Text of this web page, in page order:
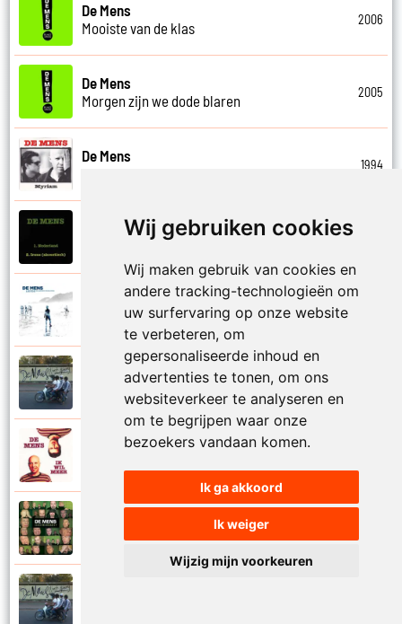
Wij gebruiken cookies
Wij maken gebruik van cookies en
andere tracking-technologieën om
uw surfervaring op onze website
te verbeteren, om
gepersonaliseerde inhoud en
advertenties te tonen, om ons
websiteverkeer te analyseren en
om te begrijpen waar onze
bezoekers vandaan komen.
Ik ga akkoord
Ik weiger
Wijzig mijn voorkeuren
De Mens
Mooiste van de klas
2006
De Mens
Morgen zijn we dode blaren
2005
De Mens
1994
De Mens
De Mens en Helena Cazaerck
Nederlands
De Mens
Niets bewijst
De Mens
Nog een dag